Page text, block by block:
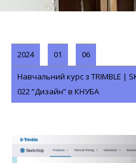
2024 01 06
Навчальний курс з TRIMBLE |
022 “Дизайн” в КНУБА